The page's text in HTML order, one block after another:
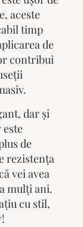
aceste
timp
de
contribui
dar și
este
de
rezistența
vei avea
mulți ani.
cu stil,
!